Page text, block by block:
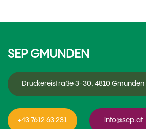
SEP GMUNDEN
Druckereistraße 3-30, 4810 Gmunden
+43 7612 63 231 info@sep.at